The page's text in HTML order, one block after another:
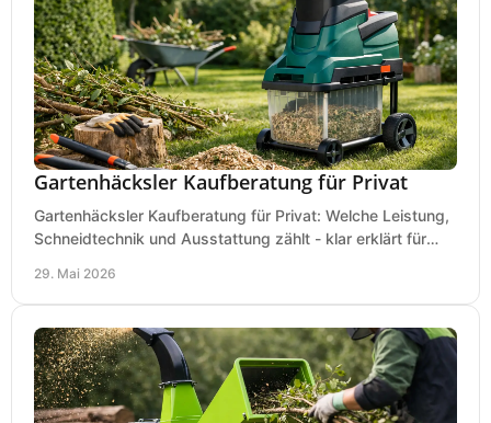
Gartenhäcksler Kaufberatung für Privat
Gartenhäcksler Kaufberatung für Privat: Welche Leistung,
Schneidtechnik und Ausstattung zählt - klar erklärt für
29. Mai 2026